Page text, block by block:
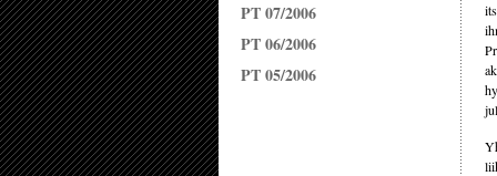
PT 07/2006
PT 06/2006
PT 05/2006